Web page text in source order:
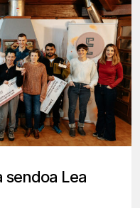
sendoa Lea